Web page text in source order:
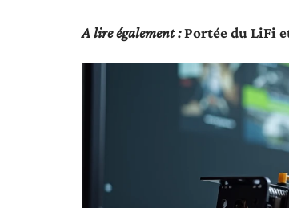
A lire également :Portée du LiFi